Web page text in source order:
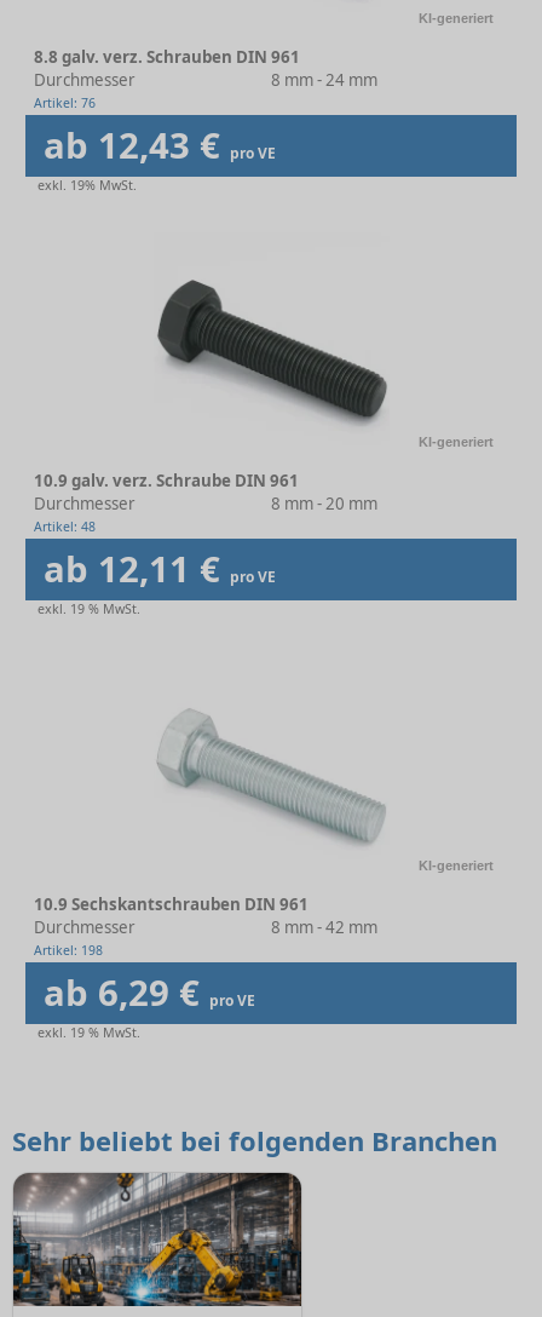
KI-generiert
8.8 galv. verz. Schrauben DIN 961
Durchmesser
8 mm - 24 mm
Artikel: 76
ab 12,43 € pro VE
exkl. 19% MwSt.
KI-generiert
10.9 galv. verz. Schraube DIN 961
Durchmesser
8 mm - 20 mm
Artikel: 48
ab 12,11 € pro VE
exkl. 19 % MwSt.
KI-generiert
10.9 Sechskantschrauben DIN 961
Durchmesser
8 mm - 42 mm
Artikel: 198
ab 6,29 € pro VE
exkl. 19 % MwSt.
Sehr beliebt bei folgenden Branchen